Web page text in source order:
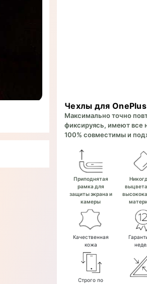
Чехлы для OnePlus
Максимально точно
фиксируясь, имеют все
100% совместимы и
Приподнятая
рамка для
защиты экрана и
камеры
Качественная
кожа
Строго по